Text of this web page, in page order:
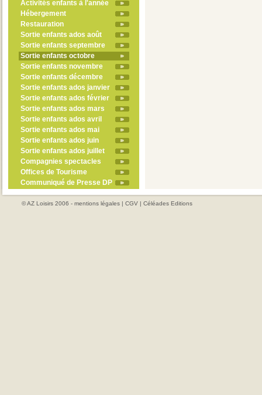
Activités enfants à l'année
Hébergement
Restauration
Sortie enfants ados août
Sortie enfants septembre
Sortie enfants octobre
Sortie enfants novembre
Sortie enfants décembre
Sortie enfants ados janvier
Sortie enfants ados février
Sortie enfants ados mars
Sortie enfants ados avril
Sortie enfants ados mai
Sortie enfants ados juin
Sortie enfants ados juillet
Compagnies spectacles
Offices de Tourisme
Communiqué de Presse DP
© AZ Loisirs 2006 - mentions légales | CGV | Céléades Editions